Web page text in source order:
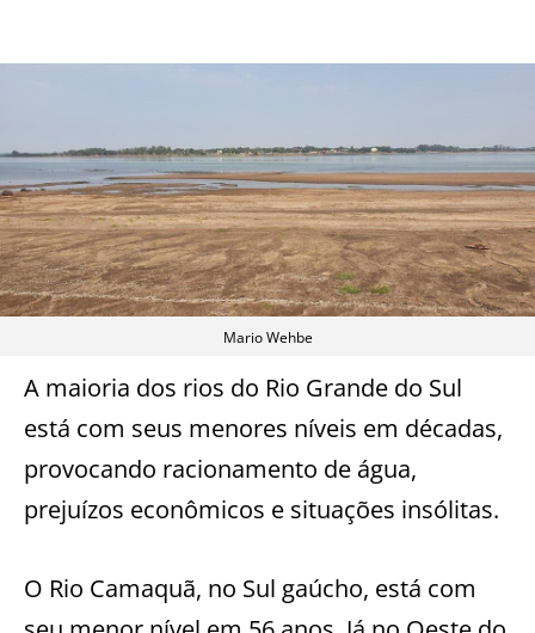
Mario Wehbe
A maioria dos rios do Rio Grande do Sul
está com seus menores níveis em décadas,
provocando racionamento de água,
prejuízos econômicos e situações insólitas.
O Rio Camaquã, no Sul gaúcho, está com